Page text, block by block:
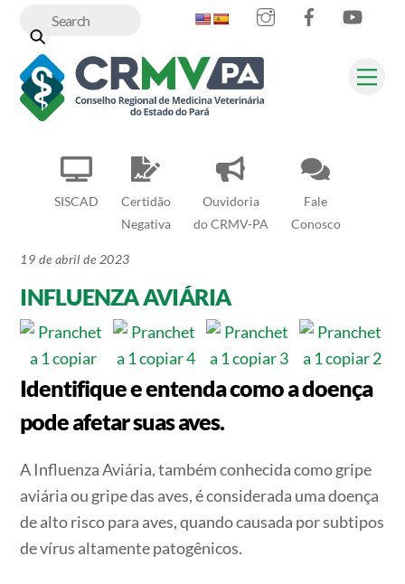
content
SISCAD
Certidão
Negativa
Ouvidoria
do CRMV-PA
Fale
Conosco
InstagramFacebook
19 de abril de 2023
INFLUENZA AVIÁRIA
Identifique e entenda como a doença
pode afetar suas aves.
A Influenza Aviária, também conhecida como gripe
aviária ou gripe das aves, é considerada uma doença
de alto risco para aves, quando causada por subtipos
de vírus altamente patogênicos.